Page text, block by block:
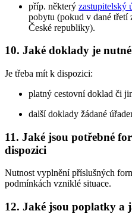
příp. některý zastupitelský
pobytu (pokud v dané třetí
České republiky).
10. Jaké doklady je
Je třeba mít k dispozici:
platný cestovní doklad či
další doklady žádané
11. Jaké jsou potřebné
dispozici
Nutnost vyplnění příslušných
podmínkách vzniklé situace.
12. Jaké jsou poplatky a